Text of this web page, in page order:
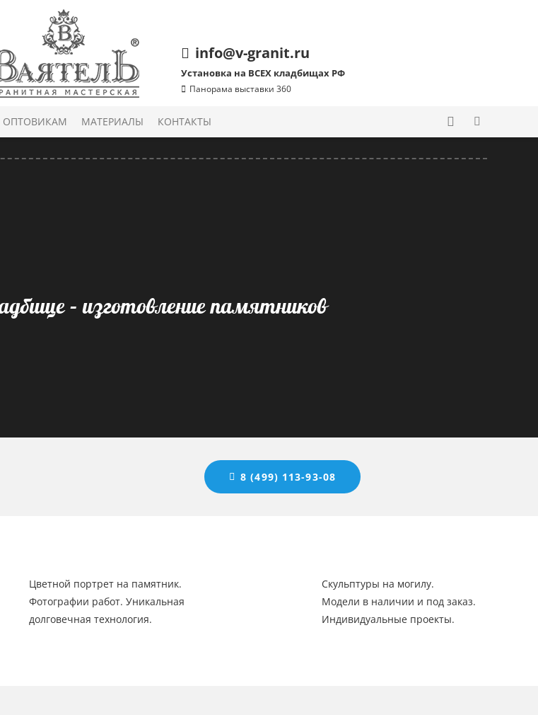
info@v-granit.ru
Установка на ВСЕХ кладбищах РФ
Панорама выставки 360
ОПТОВИКАМ МАТЕРИАЛЫ КОНТАКТЫ
– изготовление памятников
8 (499) 113-93-08
Цветной портрет на памятник.
Фотографии работ. Уникальная
долговечная технология.
Скульптуры на могилу.
Модели в наличии и под заказ.
Индивидуальные проекты.